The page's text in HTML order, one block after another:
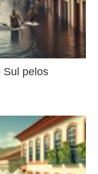
Sul pelos